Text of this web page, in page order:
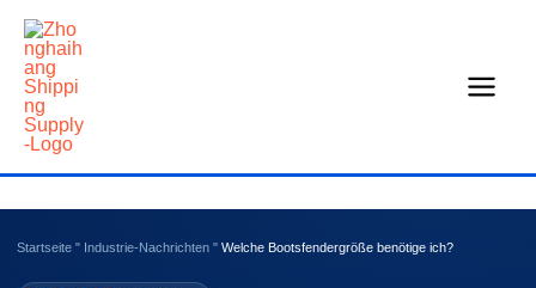
Zum
Inhalt
springen
Startseite " Industrie-Nachrichten " Welche Bootsfendergröße benötige ich?